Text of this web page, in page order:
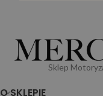
Sklep
O SKLEPIE